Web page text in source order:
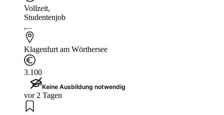
Vollzeit,
Studentenjob
,...
Klagenfurt am Wörthersee
3.100
Keine Ausbildung notwendig
vor 2 Tagen